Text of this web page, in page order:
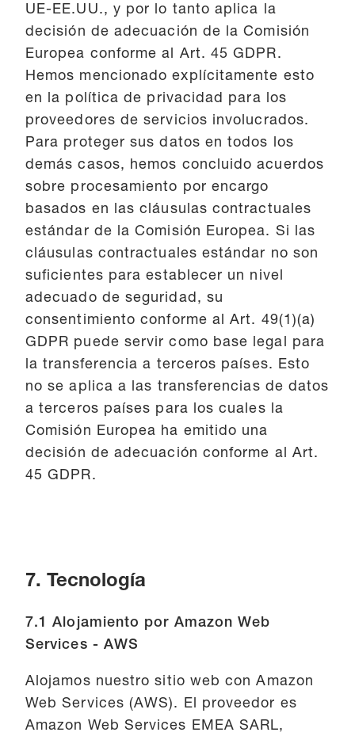
UE-EE.UU., y por lo tanto aplica la
decisión de adecuación de la Comisión
Europea conforme al Art. 45 GDPR.
Hemos mencionado explícitamente esto
en la política de privacidad para los
proveedores de servicios involucrados.
Para proteger sus datos en todos los
demás casos, hemos concluido acuerdos
sobre procesamiento por encargo
basados en las cláusulas contractuales
estándar de la Comisión Europea. Si las
cláusulas contractuales estándar no son
suficientes para establecer un nivel
adecuado de seguridad, su
consentimiento conforme al Art. 49(1)(a)
GDPR puede servir como base legal para
la transferencia a terceros países. Esto
no se aplica a las transferencias de datos
a terceros países para los cuales la
Comisión Europea ha emitido una
decisión de adecuación conforme al Art.
45 GDPR.
7. Tecnología
7.1 Alojamiento por Amazon Web
Services - AWS
Alojamos nuestro sitio web con Amazon
Web Services (AWS). El proveedor es
Amazon Web Services EMEA SARL,